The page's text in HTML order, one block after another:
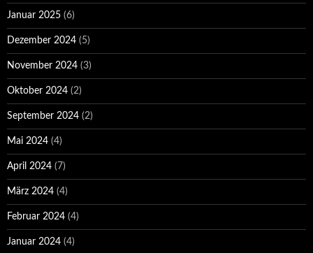
Januar 2025 (6)
Dezember 2024 (5)
November 2024 (3)
Oktober 2024 (2)
September 2024 (2)
Mai 2024 (4)
April 2024 (7)
März 2024 (4)
Februar 2024 (4)
Januar 2024 (4)